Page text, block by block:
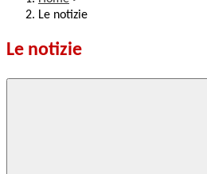
Le notizie
Le notizie